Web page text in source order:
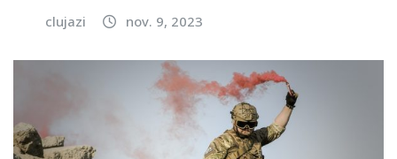
clujazi nov. 9, 2023